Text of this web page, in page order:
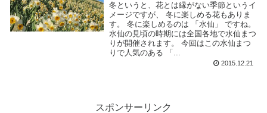
冬というと、花とは縁がない季節というイ
メージですが、 冬に楽しめる花もありま
す。 冬に楽しめるのは 「水仙」 ですね。
水仙の見頃の時期には全国各地で水仙まつ
りが開催されます。 今回はこの水仙まつ
りで人気のある 「...
2015.12.21
スポンサーリンク